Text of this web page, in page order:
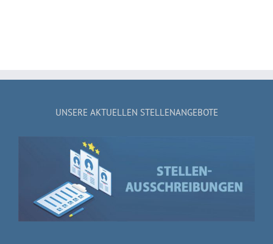
UNSERE AKTUELLEN STELLENANGEBOTE